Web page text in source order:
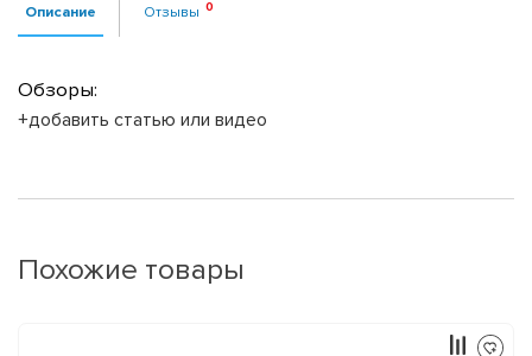
Описание Отзывы
Обзоры:
+добавить статью или видео
Похожие товары